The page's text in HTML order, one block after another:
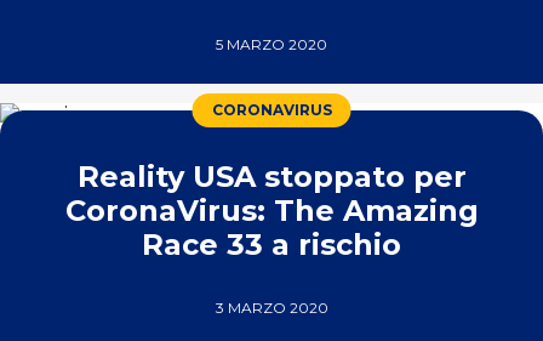
5 MARZO 2020
CORONAVIRUS
Reality USA stoppato per
CoronaVirus: The Amazing
Race 33 a rischio
3 MARZO 2020